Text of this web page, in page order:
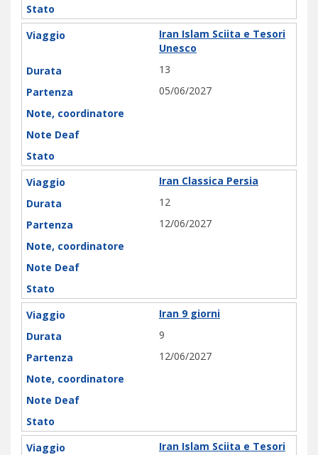
Iran Islam Sciita e Tesori
Unesco
13
05/06/2027
Iran Classica Persia
12
12/06/2027
Iran 9 giorni
9
12/06/2027
Iran Islam Sciita e Tesori